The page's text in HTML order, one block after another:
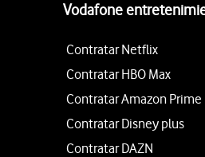
Vodafone
Contratar Netflix
Contratar HBO Max
Contratar Amazon Prime
Contratar Disney plus
Contratar DAZN